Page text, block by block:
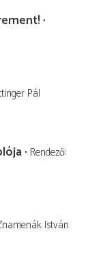
Pál
Rendező
István